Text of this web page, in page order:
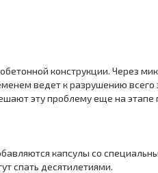
конструкции. Через
ведет к разрушению
эту проблему еще на
капсулы со
спать десятилетиями.